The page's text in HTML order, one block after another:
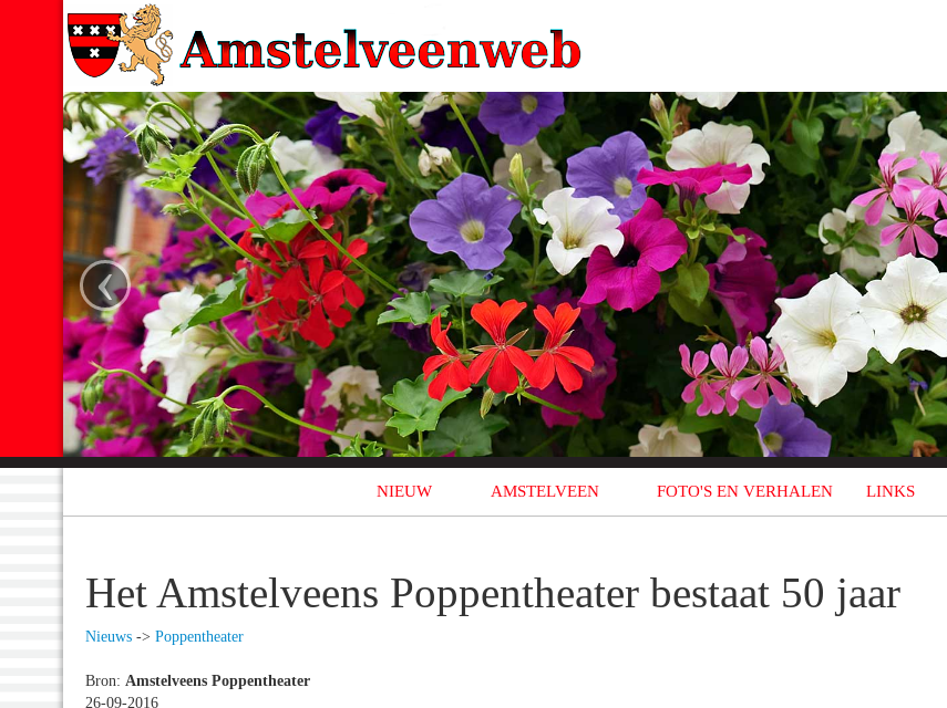
‹
NIEUW AMSTELVEEN FOTO'S EN VERHALEN LINKS
Het Amstelveens Poppentheater bestaat 50 jaar
Nieuws -> Poppentheater
Bron: Amstelveens Poppentheater
26-09-2016